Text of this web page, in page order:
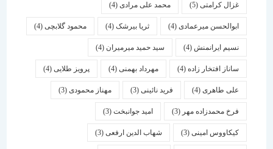
غزال کرامتی(5) محمد علی مرادی(4)
ابوالحسن میرعمادی(4) ثریا بیرشک(4) محمود گلابچی(4)
نسیم ایرانمنش(4) سید حمید میرمیران(4)
ساناز افتخار زاده(4) مهرداد بهمنی (4) پرویز طلایی(4)
علی طاهری(4) فرید نائینی(3) مهناز محمودی(3)
فرخ محمدزاده مهر(3) امید جوانبخت(3)
کیکاووس امینی(3) شهاب الدین ارفعی(3)